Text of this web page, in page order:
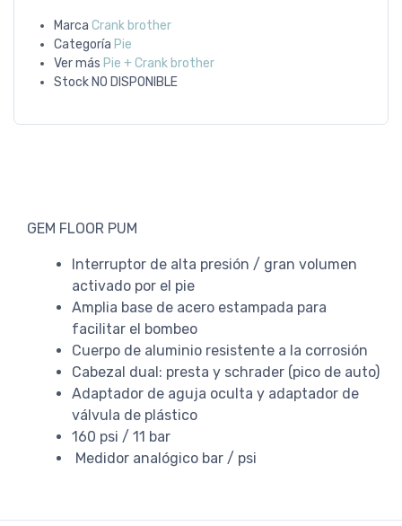
Marca Crank brother
Categoría Pie
Ver más Pie + Crank brother
Stock NO DISPONIBLE
GEM FLOOR PUM
Interruptor de alta presión / gran volumen
activado por el pie
Amplia base de acero estampada para
facilitar el bombeo
Cuerpo de aluminio resistente a la corrosión
Cabezal dual: presta y schrader (pico de auto)
Adaptador de aguja oculta y adaptador de
válvula de plástico
160 psi / 11 bar
Medidor analógico bar / psi